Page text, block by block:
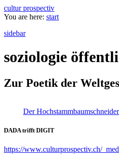
cultur prospectiv
You are here: start
sidebar
soziologie
Zur Poetik der
Der
DADA trifft DIGIT
https://www.culturprospectiv.ch/